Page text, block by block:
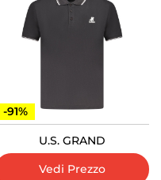
-91%
U.S. GRAND
Vedi Prezzo